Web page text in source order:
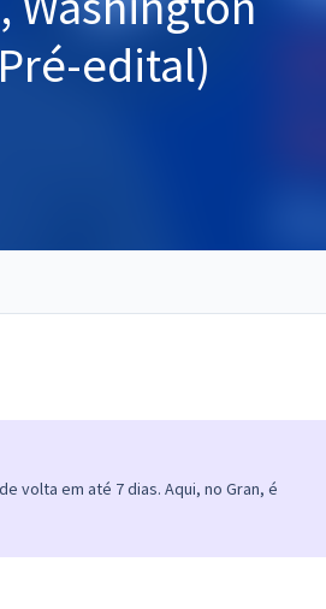
edital)
volta em até 7 dias. Aqui, no Gran, é